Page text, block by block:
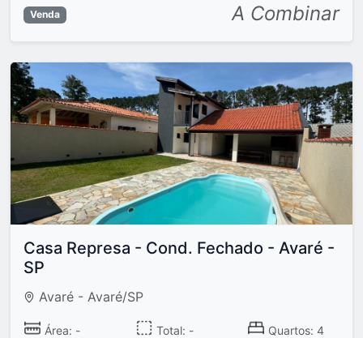
Venda A Combinar
Casa Represa - Cond. Fechado - Avaré -
SP
Avaré - Avaré/SP
Área: - Total: -
Quartos: 4